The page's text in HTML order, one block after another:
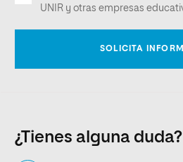
¿Tienes alguna duda?